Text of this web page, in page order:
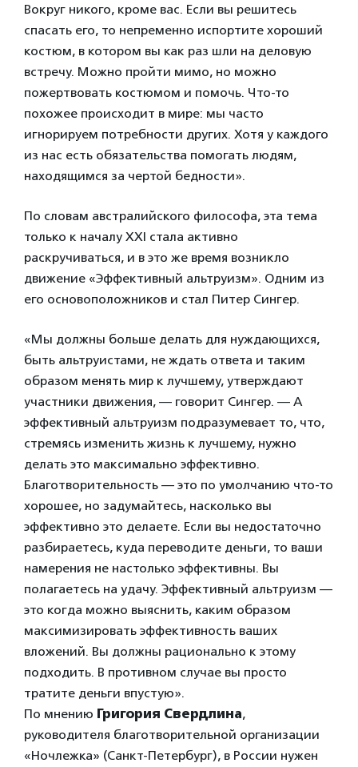
Вокруг никого, кроме вас. Если вы решитесь
спасать его, то непременно испортите хороший
костюм, в котором вы как раз шли на деловую
встречу. Можно пройти мимо, но можно
пожертвовать костюмом и помочь. Что-то
похожее происходит в мире: мы часто
игнорируем потребности других. Хотя у каждого
из нас есть обязательства помогать людям,
находящимся за чертой бедности».
По словам австралийского философа, эта тема
только к началу XXI стала активно
раскручиваться, и в это же время возникло
движение «Эффективный альтруизм». Одним из
его основоположников и стал Питер Сингер.
«Мы должны больше делать для нуждающихся,
быть альтруистами, не ждать ответа и таким
образом менять мир к лучшему, утверждают
участники движения, — говорит Сингер. — А
эффективный альтруизм подразумевает то, что,
стремясь изменить жизнь к лучшему, нужно
делать это максимально эффективно.
Благотворительность — это по умолчанию что-то
хорошее, но задумайтесь, насколько вы
эффективно это делаете. Если вы недостаточно
разбираетесь, куда переводите деньги, то ваши
намерения не настолько эффективны. Вы
полагаетесь на удачу. Эффективный альтруизм —
это когда можно выяснить, каким образом
максимизировать эффективность ваших
вложений. Вы должны рационально к этому
подходить. В противном случае вы просто
тратите деньги впустую».
По мнению Григория Свердлина,
руководителя благотворительной организации
«Ночлежка» (Санкт-Петербург), в России нужен